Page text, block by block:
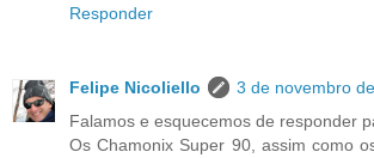
Responder
Felipe Nicoliello
3 de novembro
Falamos e esquecemos de responder
Os Chamonix Super 90, assim como